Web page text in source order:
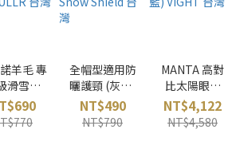
羊毛 專
滑雪襪
地貼紙)
台灣
全帽型適用防
曬護頸 (灰藍)
Snow Shield
台灣
NT$490
NT$790
MANTA 高對
比太陽眼鏡
(湛海藍)
VIGHT 台灣
NT$4,122
NT$4,580